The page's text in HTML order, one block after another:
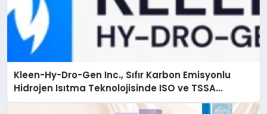
Kleen-Hy-Dro-Gen Inc., Sıfır Karbon Emisyonlu
Hidrojen Isıtma Teknolojisinde ISO ve TSSA
Düzenleyici Onaylarını Aldı